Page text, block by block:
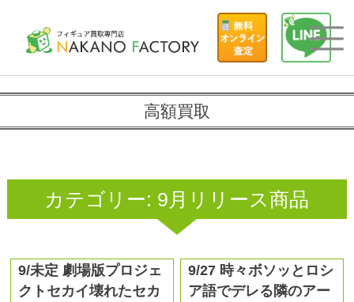
高額買取
カテゴリー: 9月リリース商品
9/未定 劇場版プロジェ
クトセカイ壊れたセカ
9/27 時々ボソッとロシ
ア語でデレる隣のアー